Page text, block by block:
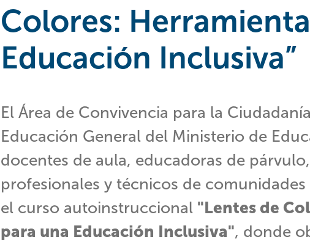
Colores:
Educación Inclusiva”
El Área de Convivencia para la
Educación General del Ministerio de
docentes de aula, educadoras de
profesionales y técnicos de
el curso autoinstruccional "Lentes de
para una Educación Inclusiva", donde